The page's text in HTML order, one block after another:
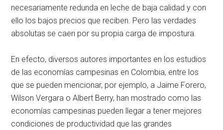
necesariamente redunda en leche de baja calidad y con
ello los bajos precios que reciben. Pero las verdades
absolutas se caen por su propia carga de impostura.
En efecto, diversos autores importantes en los estudios
de las economías campesinas en Colombia, entre los
que se pueden mencionar, por ejemplo, a Jaime Forero,
Wilson Vergara o Albert Berry, han mostrado como las
economías campesinas pueden llegar a tener mejores
condiciones de productividad que las grandes